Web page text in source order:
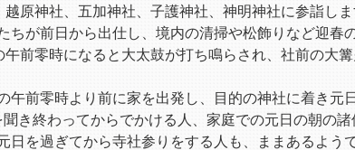
原神社、五加神社、子護神社、神明神社に参詣しま
が前日から出仕し、境内の清掃や松飾りなど迎春
前零時になると大太鼓が打ち鳴らされ、社前の大
前零時より前に家を出発し、目的の神社に着き元
き終わってからでかける人、家庭での元日の朝の
日を過ぎてから寺社参りをする人も、ままあるよう